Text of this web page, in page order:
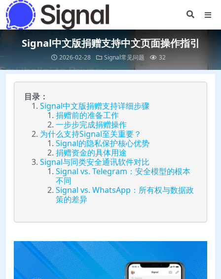
Signal中文版捐赠支持中文页面操作指引
2026-02-28 Signal常见问题 32
目录：
Signal中文版捐赠支持详细步骤
捐赠前的准备工作
一步步完成捐赠操作
为什么支持Signal至关重要？
Signal的隐私保护核心优势
捐赠资金的具体用途
Signal与同类安全通讯软件对比
Signal vs. Telegram：安全模型的根本
不同
Signal vs. WhatsApp：所有权与数据政
策的差异